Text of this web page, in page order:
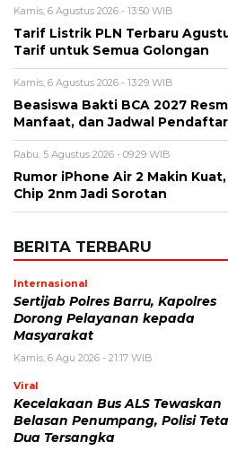
Kamis, 6 Agustus 2026 - 13:50 WIB
Tarif Listrik PLN Terbaru
Tarif untuk Semua Golongan
Kamis, 6 Agustus 2026 - 13:29 WIB
Beasiswa Bakti BCA 2027
Manfaat, dan Jadwal
Rabu, 5 Agustus 2026 - 09:29 WIB
Rumor iPhone Air 2 Makin
Chip 2nm Jadi Sorotan
BERITA TERBARU
Internasional
Sertijab Polres Barru, Kapolres
Dorong Pelayanan kepada
Masyarakat
Kamis, 6 Agu 2026 - 21:17 WIB
Viral
Kecelakaan Bus ALS Tewaskan
Belasan Penumpang, Polisi
Dua Tersangka